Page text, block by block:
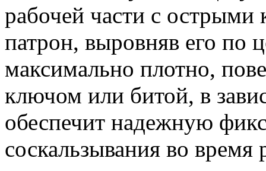
рабочей части с острыми
патрон, выровняв его по
максимально плотно,
ключом или битой, в
обеспечит надежную
соскальзывания во время